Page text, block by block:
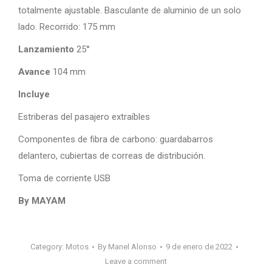
totalmente ajustable. Basculante de aluminio de un solo
lado. Recorrido: 175 mm
Lanzamiento 25°
Avance 104 mm
Incluye
Estriberas del pasajero extraíbles
Componentes de fibra de carbono: guardabarros
delantero, cubiertas de correas de distribución.
Toma de corriente USB
By MAYAM
Category: Motos By Manel Alonso
9 de enero de 2022
Leave a comment